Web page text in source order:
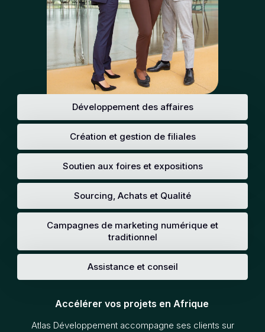
Développement des affaires
Création et gestion de filiales
Soutien aux foires et expositions
Sourcing, Achats et Qualité
Campagnes de marketing numérique et
traditionnel
Assistance et conseil
Accélérer vos projets en Afrique
Atlas Développement accompagne ses clients sur